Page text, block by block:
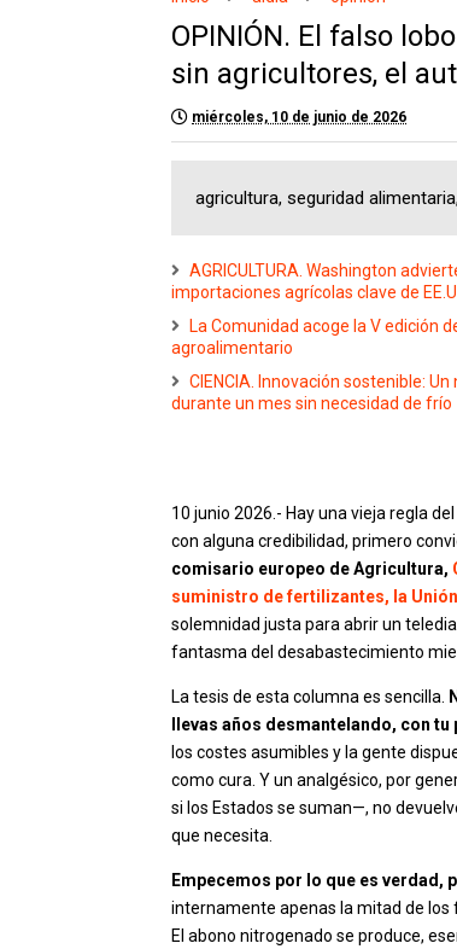
OPINIÓN. El falso
sin agricultores, el
miércoles, 10 de junio de 2026
agricultura, seguridad
AGRICULTURA. Washington
importaciones agrícolas clave de
La Comunidad acoge la V edición
agroalimentario
CIENCIA. Innovación sostenible:
durante un mes sin necesidad de frío
10 junio 2026.- Hay una vieja regla
con alguna credibilidad, primero
comisario europeo de Agricultura,
suministro de fertilizantes, la
solemnidad justa para abrir un
fantasma del desabastecimiento
La tesis de esta columna es sencilla.
llevas años desmantelando, con tu
los costes asumibles y la gente
como cura. Y un analgésico, por
si los Estados se suman—, no
que necesita.
Empecemos por lo que es verdad,
internamente apenas la mitad de los
El abono nitrogenado se produce,